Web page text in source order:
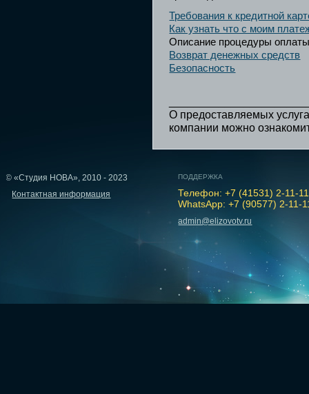
Требования к кредитной
Как узнать что с моим
Описание процедуры
Возврат денежных средств
Безопасность
О предоставляемых
компании можно
© «Студия НОВА», 2010 - 2023
Контактная информация
ПОДДЕРЖКА
Телефон: +7 (41531) 2-11-11
WhatsApp: +7 (90577) 2-11-
admin@elizovotv.ru